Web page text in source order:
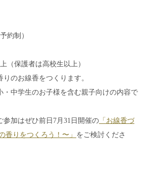
約制）
（保護者は高校生以上）
のお線香をつくります。
中学生のお子様を含む親子向けの内容で
加はぜひ前日7月31日開催の 「お線香づ
香りをつくろう！〜」 をご検討くださ